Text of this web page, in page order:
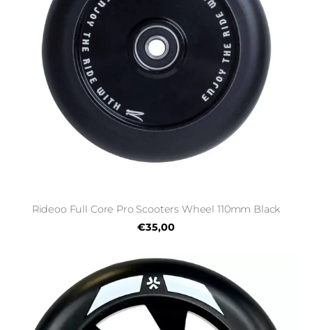
Rideoo Full Core Pro Scooters Wheel 110mm Black
€35,00